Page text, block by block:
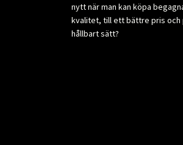
nytt när man kan köpa
kvalitet, till ett bättre pris och
hållbart sätt?